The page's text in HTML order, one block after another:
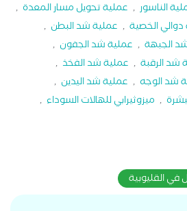
الناسور , عملية تحويل مسار المعدة ,
الخصية , عملية شد البطن ,
الجبهة , عملية شد الجفون ,
شد الرقبة , عملية شد الفخذ ,
شد الوجه , عملية شد اليدين ,
, ميزوثيرابي للهالات السوداء ,
القليوبية